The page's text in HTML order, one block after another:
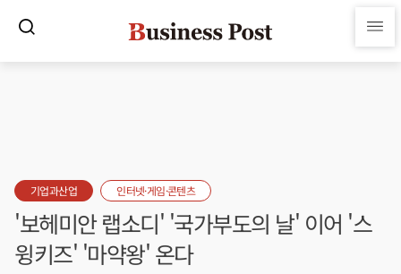
기업과산업 인터넷·게임·콘텐츠
'보헤미안 랩소디' '국가부도의 날' 이어 '스
윙키즈' '마약왕' 온다